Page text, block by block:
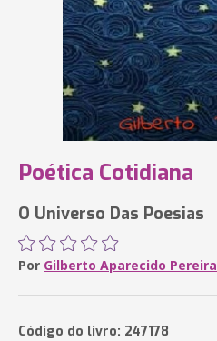
Poética Cotidiana
O Universo Das Poesias
Por Gilberto Aparecido Pereira
Código do livro: 247178